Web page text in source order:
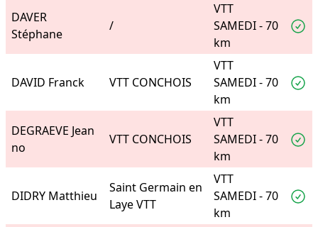
DAVER
Stéphane
/
VTT
SAMEDI - 70
km
DAVID Franck VTT CONCHOIS
VTT
SAMEDI - 70
km
DEGRAEVE Jean
no
VTT CONCHOIS
VTT
SAMEDI - 70
km
DIDRY Matthieu
Saint Germain en
Laye VTT
VTT
SAMEDI - 70
km